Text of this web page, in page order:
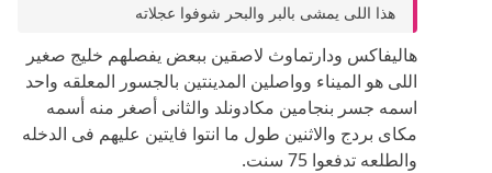
هذا اللى يمشى بالبر والبحر شوفوا عجلاته
هاليفاكس ودارتماوث لاصقين ببعض يفصلهم خليج صغير
اللى هو الميناء وواصلين المدينتين بالجسور المعلقه واحد
اسمه جسر بنجامين مكادونلد والثانى أصغر منه أسمه
مكاى بردج والاثنين طول ما انتوا فايتين عليهم فى الدخله
والطلعه تدفعوا 75 سنت.